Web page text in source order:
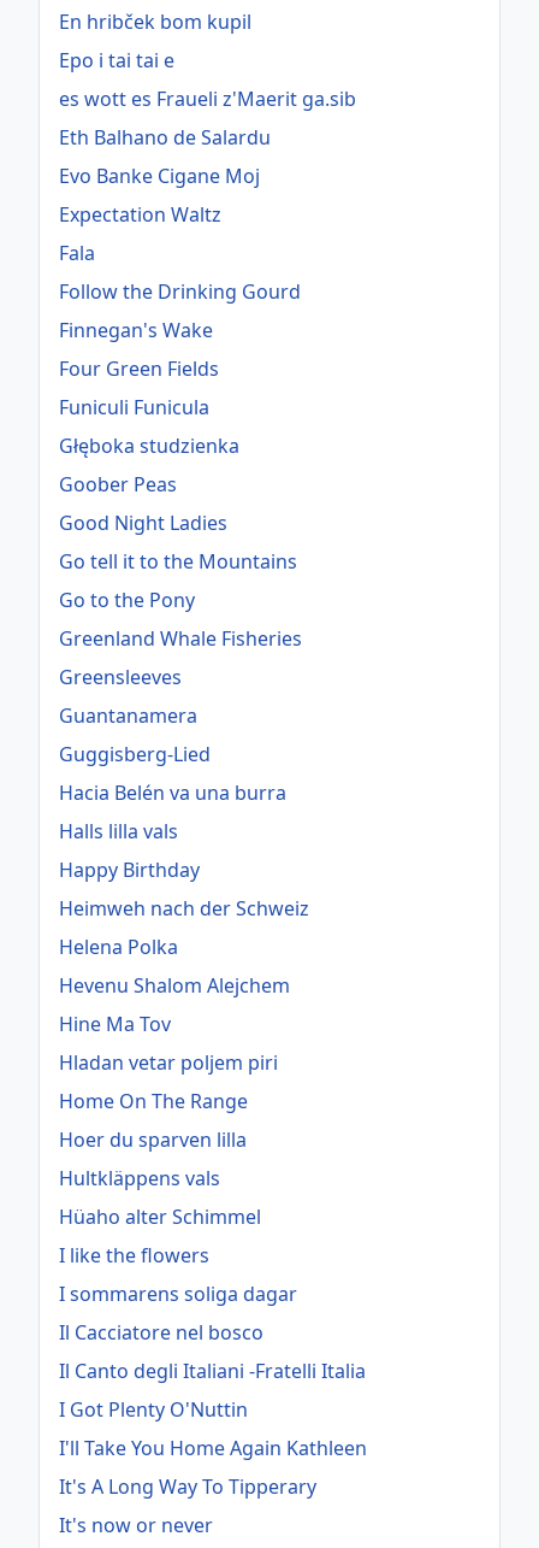
En hribček bom kupil
Epo i tai tai e
es wott es Fraueli z'Maerit ga.sib
Eth Balhano de Salardu
Evo Banke Cigane Moj
Expectation Waltz
Fala
Follow the Drinking Gourd
Finnegan's Wake
Four Green Fields
Funiculi Funicula
Głęboka studzienka
Goober Peas
Good Night Ladies
Go tell it to the Mountains
Go to the Pony
Greenland Whale Fisheries
Greensleeves
Guantanamera
Guggisberg-Lied
Hacia Belén va una burra
Halls lilla vals
Happy Birthday
Heimweh nach der Schweiz
Helena Polka
Hevenu Shalom Alejchem
Hine Ma Tov
Hladan vetar poljem piri
Home On The Range
Hoer du sparven lilla
Hultkläppens vals
Hüaho alter Schimmel
I like the flowers
I sommarens soliga dagar
Il Cacciatore nel bosco
Il Canto degli Italiani -Fratelli Italia
I Got Plenty O'Nuttin
I'll Take You Home Again Kathleen
It's A Long Way To Tipperary
It's now or never